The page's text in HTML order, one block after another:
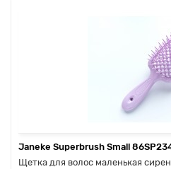
Janeke Superbrush Small
Щетка для волос маленькая